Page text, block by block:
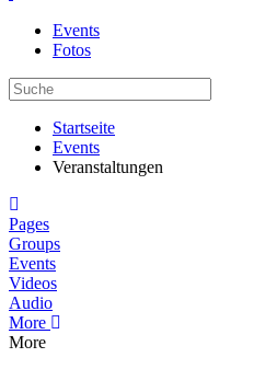
Events
Fotos
Startseite
Events
Veranstaltungen
Pages
Groups
Events
Videos
Audio
More
More